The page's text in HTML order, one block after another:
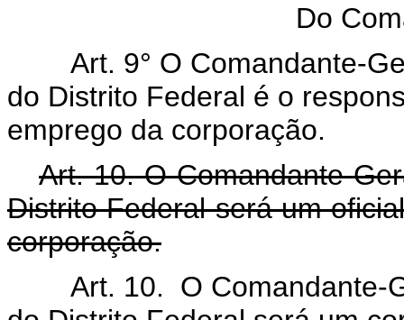
Do
Art. 9° O Comandante-
do Distrito Federal é o
emprego da corporação.
Art. 10. O Comandante-
Distrito Federal será um
corporação.
Art. 10. O Comandante-